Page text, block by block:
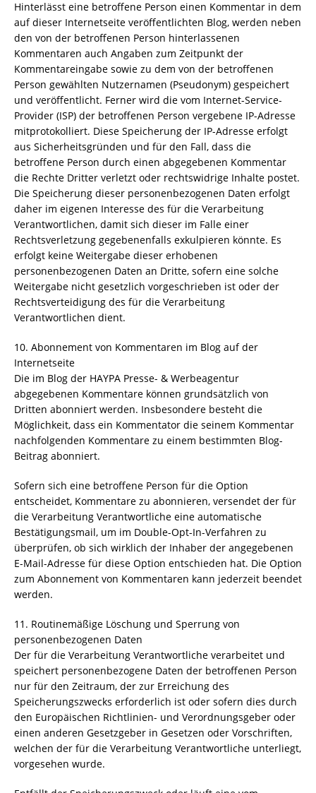
Hinterlässt eine betroffene Person einen Kommentar in dem
auf dieser Internetseite veröffentlichten Blog, werden neben
den von der betroffenen Person hinterlassenen
Kommentaren auch Angaben zum Zeitpunkt der
Kommentareingabe sowie zu dem von der betroffenen
Person gewählten Nutzernamen (Pseudonym) gespeichert
und veröffentlicht. Ferner wird die vom Internet-Service-
Provider (ISP) der betroffenen Person vergebene IP-Adresse
mitprotokolliert. Diese Speicherung der IP-Adresse erfolgt
aus Sicherheitsgründen und für den Fall, dass die
betroffene Person durch einen abgegebenen Kommentar
die Rechte Dritter verletzt oder rechtswidrige Inhalte postet.
Die Speicherung dieser personenbezogenen Daten erfolgt
daher im eigenen Interesse des für die Verarbeitung
Verantwortlichen, damit sich dieser im Falle einer
Rechtsverletzung gegebenenfalls exkulpieren könnte. Es
erfolgt keine Weitergabe dieser erhobenen
personenbezogenen Daten an Dritte, sofern eine solche
Weitergabe nicht gesetzlich vorgeschrieben ist oder der
Rechtsverteidigung des für die Verarbeitung
Verantwortlichen dient.
10. Abonnement von Kommentaren im Blog auf der
Internetseite
Die im Blog der HAYPA Presse- & Werbeagentur
abgegebenen Kommentare können grundsätzlich von
Dritten abonniert werden. Insbesondere besteht die
Möglichkeit, dass ein Kommentator die seinem Kommentar
nachfolgenden Kommentare zu einem bestimmten Blog-
Beitrag abonniert.
Sofern sich eine betroffene Person für die Option
entscheidet, Kommentare zu abonnieren, versendet der für
die Verarbeitung Verantwortliche eine automatische
Bestätigungsmail, um im Double-Opt-In-Verfahren zu
überprüfen, ob sich wirklich der Inhaber der angegebenen
E-Mail-Adresse für diese Option entschieden hat. Die Option
zum Abonnement von Kommentaren kann jederzeit beendet
werden.
11. Routinemäßige Löschung und Sperrung von
personenbezogenen Daten
Der für die Verarbeitung Verantwortliche verarbeitet und
speichert personenbezogene Daten der betroffenen Person
nur für den Zeitraum, der zur Erreichung des
Speicherungszwecks erforderlich ist oder sofern dies durch
den Europäischen Richtlinien- und Verordnungsgeber oder
einen anderen Gesetzgeber in Gesetzen oder Vorschriften,
welchen der für die Verarbeitung Verantwortliche unterliegt,
vorgesehen wurde.